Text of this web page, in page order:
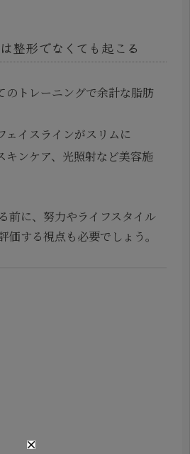
整形でなくても起こる
のトレーニングで余計な脂肪
ェイスラインがスリムに
キンケア、光照射など美容施
前に、努力やライフスタイル
価する視点も必要でしょう。